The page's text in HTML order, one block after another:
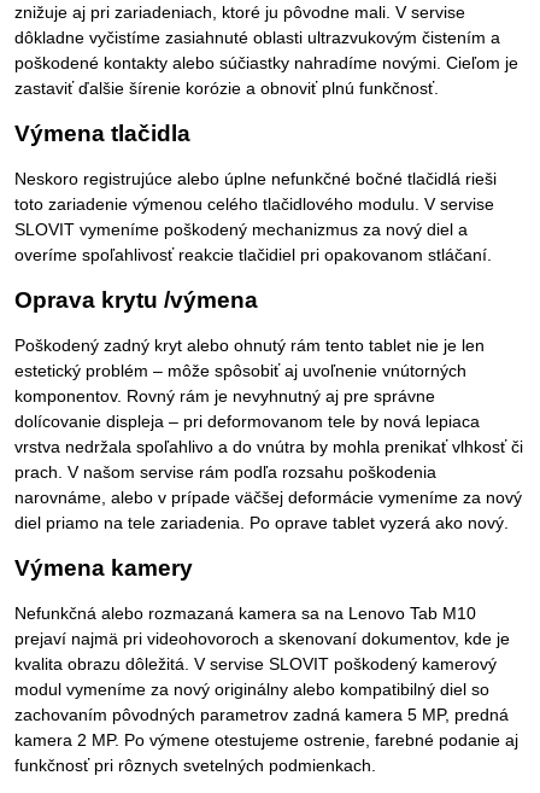
znižuje aj pri zariadeniach, ktoré ju pôvodne mali. V servise
dôkladne vyčistíme zasiahnuté oblasti ultrazvukovým čistením a
poškodené kontakty alebo súčiastky nahradíme novými. Cieľom je
zastaviť ďalšie šírenie korózie a obnoviť plnú funkčnosť.
Výmena tlačidla
Neskoro registrujúce alebo úplne nefunkčné bočné tlačidlá rieši
toto zariadenie výmenou celého tlačidlového modulu. V servise
SLOVIT vymeníme poškodený mechanizmus za nový diel a
overíme spoľahlivosť reakcie tlačidiel pri opakovanom stláčaní.
Oprava krytu /výmena
Poškodený zadný kryt alebo ohnutý rám tento tablet nie je len
estetický problém – môže spôsobiť aj uvoľnenie vnútorných
komponentov. Rovný rám je nevyhnutný aj pre správne
dolícovanie displeja – pri deformovanom tele by nová lepiaca
vrstva nedržala spoľahlivo a do vnútra by mohla prenikať vlhkosť či
prach. V našom servise rám podľa rozsahu poškodenia
narovnáme, alebo v prípade väčšej deformácie vymeníme za nový
diel priamo na tele zariadenia. Po oprave tablet vyzerá ako nový.
Výmena kamery
Nefunkčná alebo rozmazaná kamera sa na Lenovo Tab M10
prejaví najmä pri videohovoroch a skenovaní dokumentov, kde je
kvalita obrazu dôležitá. V servise SLOVIT poškodený kamerový
modul vymeníme za nový originálny alebo kompatibilný diel so
zachovaním pôvodných parametrov zadná kamera 5 MP, predná
kamera 2 MP. Po výmene otestujeme ostrenie, farebné podanie aj
funkčnosť pri rôznych svetelných podmienkach.